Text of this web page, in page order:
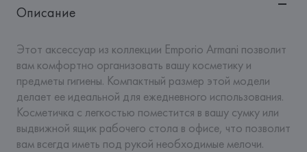
Описание
Этот аксессуар из коллекции Emporio Armani позволит
вам комфортно организовать вашу косметику и
предметы гигиены. Компактный размер этой модели
делает ее идеальной для ежедневного использования.
Косметичка с легкостью поместится в вашу сумку или
выдвижной ящик рабочего стола в офисе, что позволит
вам всегда иметь под рукой необходимые мелочи.